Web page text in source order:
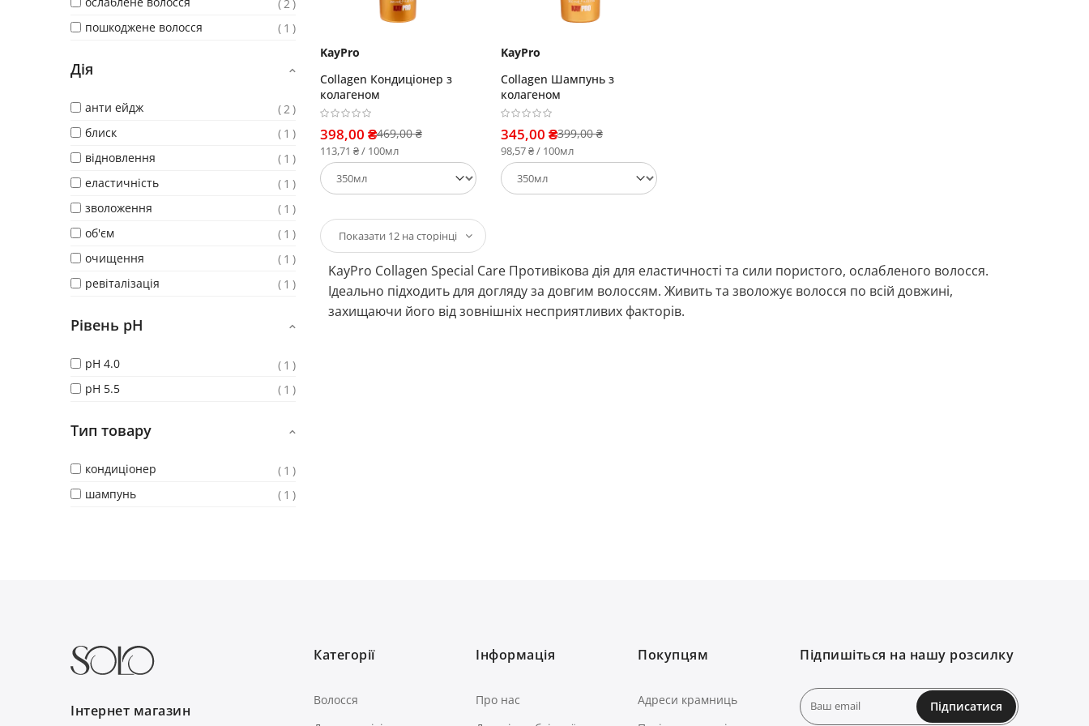
KayPro
Collagen Кондиціонер з
колагеном
398,00 ₴469,00 ₴
113,71 ₴ / 100мл
KayPro
Collagen Шампунь з
колагеном
345,00 ₴399,00 ₴
98,57 ₴ / 100мл
KayPro Collagen Special Care Противікова дія для еластичності та сили пористого, ослабленого волосся.
Ідеально підходить для догляду за довгим волоссям. Живить та зволожує волосся по всій довжині,
захищаючи його від зовнішніх несприятливих факторів.
2
пошкоджене волосся
1
Дія
анти ейдж
2
блиск
1
відновлення
1
еластичність
1
зволоження
1
об'єм
1
очищення
1
ревіталізація
1
Рівень pH
pH 4.0
1
pH 5.5
1
Тип товару
кондиціонер
1
шампунь
1
Інтернет магазин
Категорії
Волосся
Інформація
Про нас
Покупцям
Адреси крамниць
Підпишіться на нашу розсилку
Підписатися